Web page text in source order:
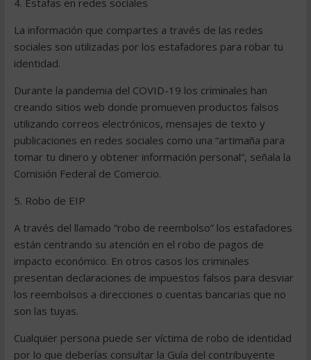
4. Estafas en redes sociales
La información que compartes a través de las redes
sociales son utilizadas por los estafadores para robar tu
identidad.
Durante la pandemia del COVID-19 los criminales han
creando sitios web donde promueven productos falsos
utilizando correos electrónicos, mensajes de texto y
publicaciones en redes sociales como una “artimaña para
tomar tu dinero y obtener información personal“, señala la
Comisión Federal de Comercio.
5. Robo de EIP
A través del llamado “robo de reembolso” los estafadores
están centrando su atención en el robo de pagos de
impacto económico. En otros casos los criminales
presentan declaraciones de impuestos falsos para desviar
los reembolsos a direcciones o cuentas bancarias que no
son las tuyas.
Cualquier persona puede ser víctima de robo de identidad
por lo que deberías consultar la Guía del contribuyente